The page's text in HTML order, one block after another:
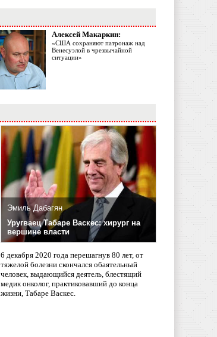
Алексей Макаркин:
«США сохраняют патронаж над
Венесуэлой в чрезвычайной
ситуации»
Эмиль Дабагян
Уругваец Табаре Васкес: хирург на
вершине власти
6 декабря 2020 года перешагнув 80 лет, от
тяжелой болезни скончался обаятельный
человек, выдающийся деятель, блестящий
медик онколог, практиковавший до конца
жизни, Табаре Васкес.